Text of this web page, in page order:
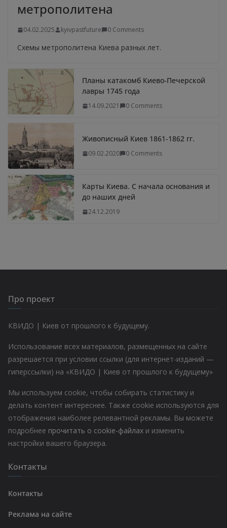
метрополитена
04.02.2025 kyivpastfuture 0 Comments
Схемы метрополитена Киева разных лет.
Планы катакомб Киево-Печерской
лавры 1745 года
14.09.2021 0 Comments
Живописный Киев 1861-1862 гг.
09.02.2020 0 Comments
Карты Киева. С начала основания и
до наших дней
24.12.2019
Про проект
КВИДО | Киев от прошлого к будущему.
Использование всех материалов, размещенных на сайте
разрешается при условии ссылки (для интернет-изданий —
гиперссылки) на «КВИДО | Киев от прошлого к будущему»
Мы используем cookie, чтобы собирать статистику и
делать контент интереснее. Также cookie используются для
отображения наиболее релевантной рекламы. Вы можете
подробнее прочитать о cookie-файлах и изменить
настройки вашего браузера.
Контакты
Контакты
Реклама на сайте